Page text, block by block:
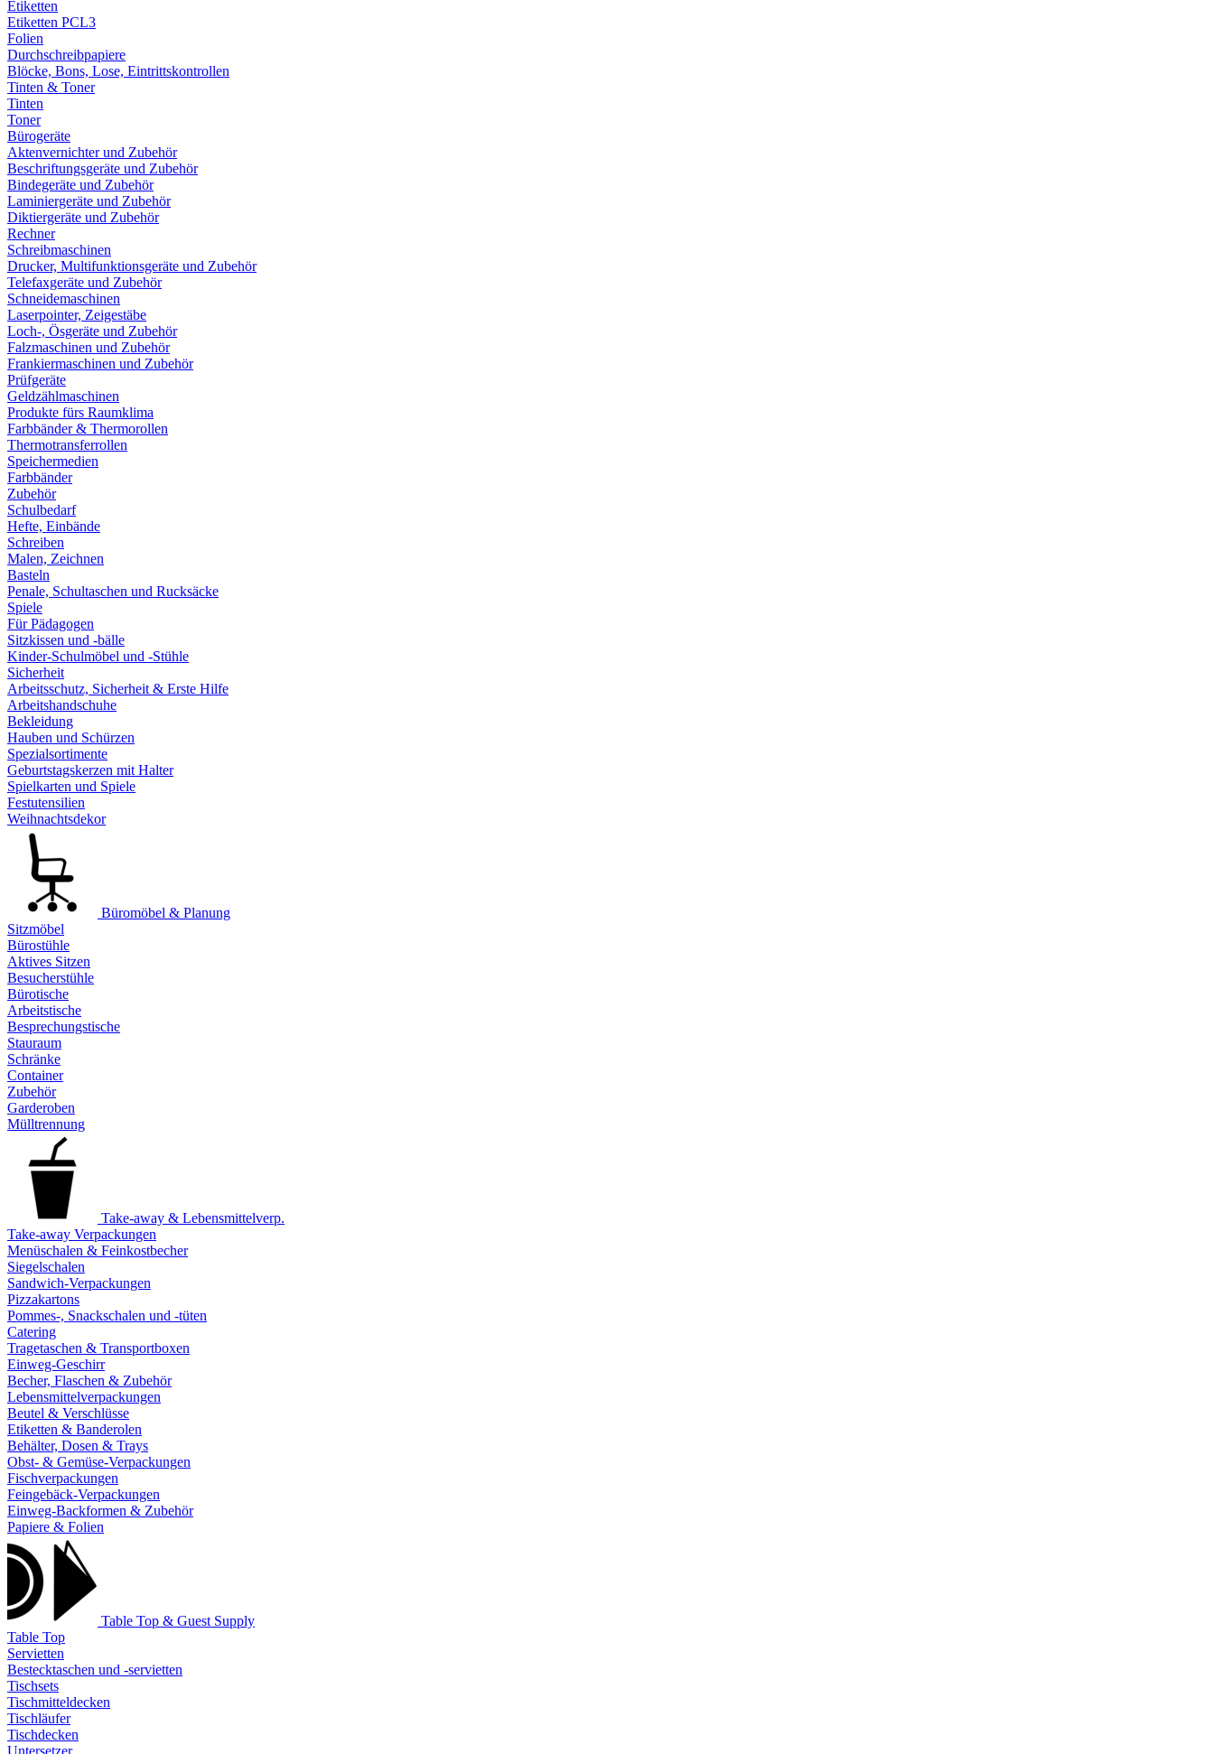
Etiketten
Etiketten PCL3
Folien
Durchschreibpapiere
Blöcke, Bons, Lose, Eintrittskontrollen
Tinten & Toner
Tinten
Toner
Bürogeräte
Aktenvernichter und Zubehör
Beschriftungsgeräte und Zubehör
Bindegeräte und Zubehör
Laminiergeräte und Zubehör
Diktiergeräte und Zubehör
Rechner
Schreibmaschinen
Drucker, Multifunktionsgeräte und Zubehör
Telefaxgeräte und Zubehör
Schneidemaschinen
Laserpointer, Zeigestäbe
Loch-, Ösgeräte und Zubehör
Falzmaschinen und Zubehör
Frankiermaschinen und Zubehör
Prüfgeräte
Geldzählmaschinen
Produkte fürs Raumklima
Farbbänder & Thermorollen
Thermotransferrollen
Speichermedien
Farbbänder
Zubehör
Schulbedarf
Hefte, Einbände
Schreiben
Malen, Zeichnen
Basteln
Penale, Schultaschen und Rucksäcke
Spiele
Für Pädagogen
Sitzkissen und -bälle
Kinder-Schulmöbel und -Stühle
Sicherheit
Arbeitsschutz, Sicherheit & Erste Hilfe
Arbeitshandschuhe
Bekleidung
Hauben und Schürzen
Spezialsortimente
Geburtstagskerzen mit Halter
Spielkarten und Spiele
Festutensilien
Weihnachtsdekor
Büromöbel & Planung
Sitzmöbel
Bürostühle
Aktives Sitzen
Besucherstühle
Bürotische
Arbeitstische
Besprechungstische
Stauraum
Schränke
Container
Zubehör
Garderoben
Mülltrennung
Take-away & Lebensmittelverp.
Take-away Verpackungen
Menüschalen & Feinkostbecher
Siegelschalen
Sandwich-Verpackungen
Pizzakartons
Pommes-, Snackschalen und -tüten
Catering
Tragetaschen & Transportboxen
Einweg-Geschirr
Becher, Flaschen & Zubehör
Lebensmittelverpackungen
Beutel & Verschlüsse
Etiketten & Banderolen
Behälter, Dosen & Trays
Obst- & Gemüse-Verpackungen
Fischverpackungen
Feingebäck-Verpackungen
Einweg-Backformen & Zubehör
Papiere & Folien
Table Top & Guest Supply
Table Top
Servietten
Bestecktaschen und -servietten
Tischsets
Tischmitteldecken
Tischläufer
Tischdecken